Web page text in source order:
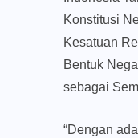
Konstitusi
Kesatuan
Bentuk
sebagai
“Dengan